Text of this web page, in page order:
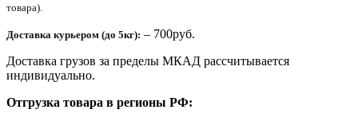
товара).
Доставка курьером (до 5кг): – 700руб.
Доставка грузов за пределы МКАД рассчитывается
индивидуально.
Отгрузка товара в регионы РФ: